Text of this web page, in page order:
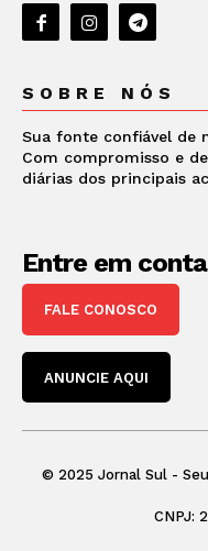
SOBRE NÓS
Sua fonte confiável de
Com compromisso e
diárias dos principais
Entre em
FALE CONOSCO
ANUNCIE AQUI
© 2025 Jornal Sul -
CNPJ: